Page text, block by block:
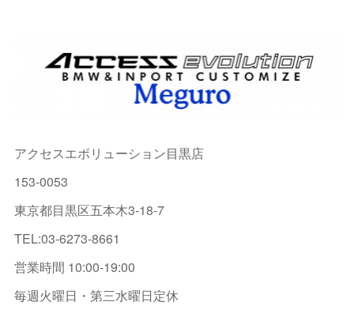
アクセスエボリューション目黒店
153-0053
東京都目黒区五本木3-18-7
TEL:03-6273-8661
営業時間 10:00-19:00
毎週火曜日・第三水曜日定休